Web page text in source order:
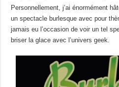
Personnellement, j’ai énormément
un spectacle burlesque avec pour
jamais eu l’occasion de voir un tel
briser la glace avec l’univers geek.